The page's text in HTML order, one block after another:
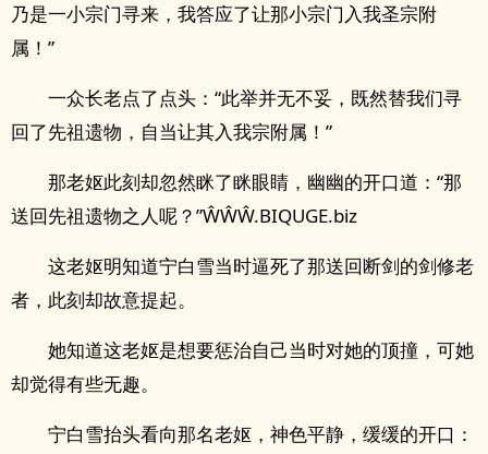
乃是一小宗门寻来，我答应了让那小宗门入我圣宗附
属！”
一众长老点了点头：“此举并无不妥，既然替我们寻
回了先祖遗物，自当让其入我宗附属！”
那老妪此刻却忽然眯了眯眼睛，幽幽的开口道：“那
送回先祖遗物之人呢？”ŴŴŴ.BIQUGE.biz
这老妪明知道宁白雪当时逼死了那送回断剑的剑修老
者，此刻却故意提起。
她知道这老妪是想要惩治自己当时对她的顶撞，可她
却觉得有些无趣。
宁白雪抬头看向那名老妪，神色平静，缓缓的开口：